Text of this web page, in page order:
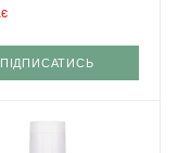
ПІДПИСАТИСЬ